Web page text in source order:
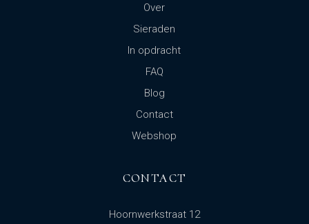
Over
Sieraden
In opdracht
FAQ
Blog
Contact
Webshop
CONTACT
Hoornwerkstraat 12